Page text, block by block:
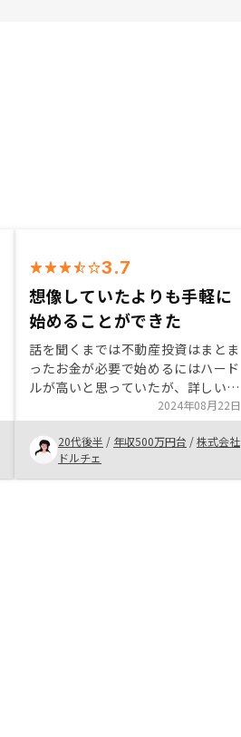
3.7
想像していたよりも手軽に
始めることができた
話を聞くまでは不動産投資はまとま
ったお金が必要で始めるにはハード
ルが高いと思っていたが、詳しい内
容を聞くと仕組みが思っていたより
もシンプルで初期費用も想像してい
たよりもかからずに開始することが
でき、なによりも基本的には放置で
良い点が自分に合っていると感じま
2024年08月22日
20代後半 / 年収500万円台 /株式会社
ドルチェ